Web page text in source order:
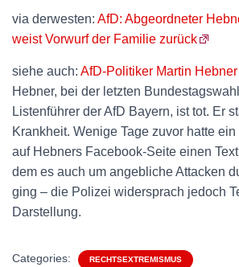
via derwesten: AfD: Abgeordneter
weist Vorwurf der Familie zurück
siehe auch: AfD-Politiker Martin
Hebner, bei der letzten
Listenführer der AfD Bayern, ist tot. Er
Krankheit. Wenige Tage zuvor hatte
auf Hebners Facebook-Seite einen
dem es auch um angebliche Attacken
ging – die Polizei widersprach jedoch
Darstellung.
Categories: RECHTSEXTREMISMUS